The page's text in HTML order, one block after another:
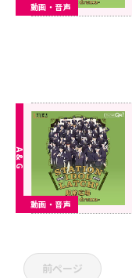
動画・音声
動画・音声
前ページ